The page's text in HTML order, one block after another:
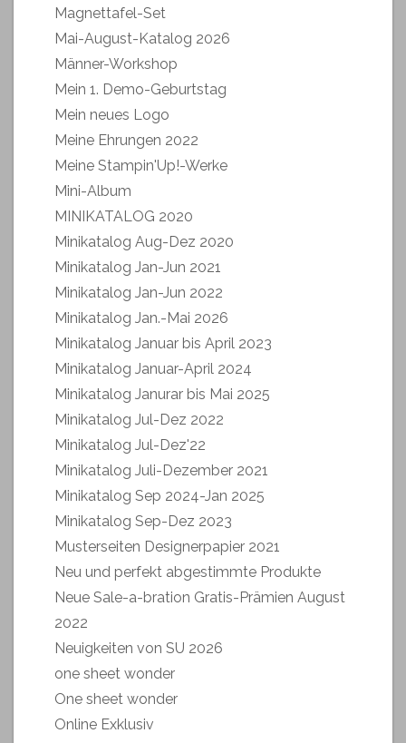
Magnettafel-Set
Mai-August-Katalog 2026
Männer-Workshop
Mein 1. Demo-Geburtstag
Mein neues Logo
Meine Ehrungen 2022
Meine Stampin'Up!-Werke
Mini-Album
MINIKATALOG 2020
Minikatalog Aug-Dez 2020
Minikatalog Jan-Jun 2021
Minikatalog Jan-Jun 2022
Minikatalog Jan.-Mai 2026
Minikatalog Januar bis April 2023
Minikatalog Januar-April 2024
Minikatalog Janurar bis Mai 2025
Minikatalog Jul-Dez 2022
Minikatalog Jul-Dez'22
Minikatalog Juli-Dezember 2021
Minikatalog Sep 2024-Jan 2025
Minikatalog Sep-Dez 2023
Musterseiten Designerpapier 2021
Neu und perfekt abgestimmte Produkte
Neue Sale-a-bration Gratis-Prämien August
2022
Neuigkeiten von SU 2026
one sheet wonder
One sheet wonder
Online Exklusiv